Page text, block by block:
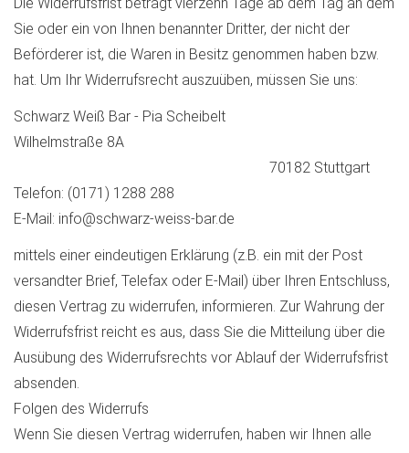
Sie oder ein von Ihnen benannter Dritter, der nicht der
Beförderer ist, die Waren in Besitz genommen haben bzw.
hat. Um Ihr Widerrufsrecht auszuüben, müssen Sie uns:
Schwarz Weiß Bar - Pia Scheibelt
Wilhelmstraße 8A
70182 Stuttgart
Telefon: (0171) 1288 288
E-Mail: info@schwarz-weiss-bar.de
mittels einer eindeutigen Erklärung (z.B. ein mit der Post
versandter Brief, Telefax oder E-Mail) über Ihren Entschluss,
diesen Vertrag zu widerrufen, informieren. Zur Wahrung der
Widerrufsfrist reicht es aus, dass Sie die Mitteilung über die
Ausübung des Widerrufsrechts vor Ablauf der Widerrufsfrist
absenden.
Folgen des Widerrufs
Wenn Sie diesen Vertrag widerrufen, haben wir Ihnen alle